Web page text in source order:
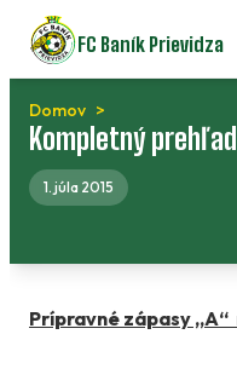
Preskočiť
na
obsah
FC Baník Prievidza
Domov
Kompletný
1. júla 2015
Prípravné zápasy „A“